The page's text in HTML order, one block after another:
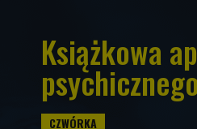
Książkowa